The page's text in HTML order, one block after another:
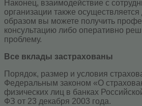
Наконец, взаимодействие с
организации также
образом вы можете получить
консультацию либо оперативно
проблему.
Все вклады застрахованы
Порядок, размер и условия
Федеральным законом «О
физических лиц в банках
ФЗ от 23 декабря 2003 года.